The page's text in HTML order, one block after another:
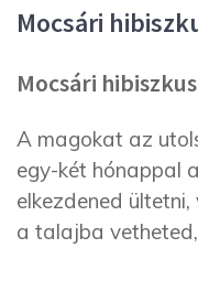
Mocsári
Mocsári
A magokat az
egy-két hónappal
elkezdened
a talajba